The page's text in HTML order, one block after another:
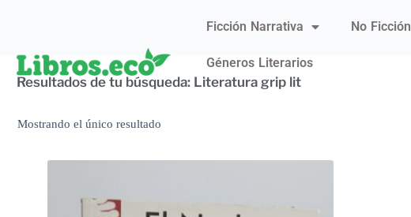
Ficción Narrativa No Ficción
Géneros Literarios
Resultados de tu búsqueda: Literatura grip lit
Mostrando el único resultado